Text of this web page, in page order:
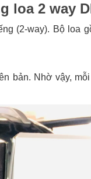
loa 2 way
(2-way). Bộ loa
bản. Nhờ vậy,